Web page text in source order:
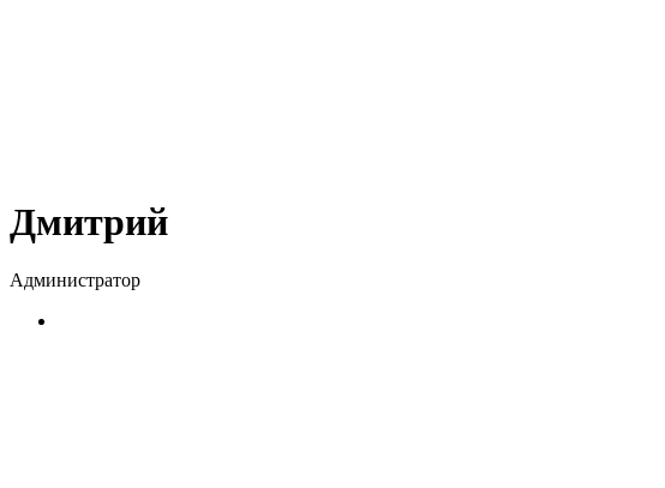
Дмитрий
Администратор